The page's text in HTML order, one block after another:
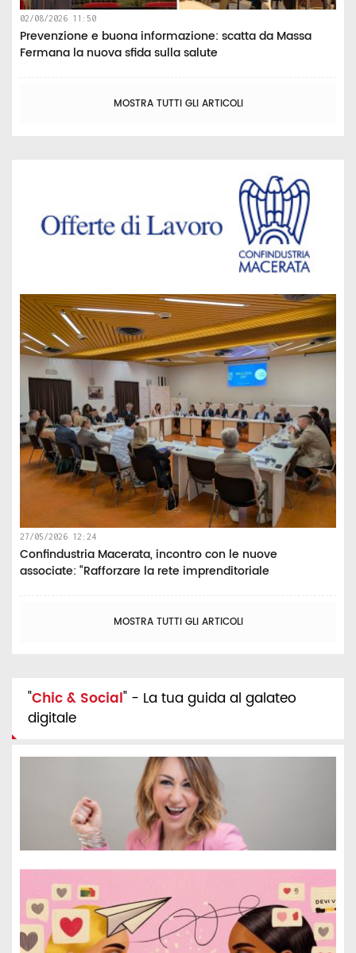
02/08/2026 11:50
Prevenzione e buona informazione: scatta da Massa
Fermana la nuova sfida sulla salute
MOSTRA TUTTI GLI ARTICOLI
27/05/2026 12:24
Confindustria Macerata, incontro con le nuove
associate: “Rafforzare la rete imprenditoriale
MOSTRA TUTTI GLI ARTICOLI
"Chic & Social" - La tua guida al galateo
digitale